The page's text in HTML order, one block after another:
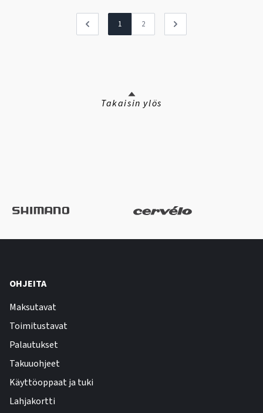
1 2
Takaisin ylös
OHJEITA
Maksutavat
Toimitustavat
Palautukset
Takuuohjeet
Käyttöoppaat ja tuki
Lahjakortti